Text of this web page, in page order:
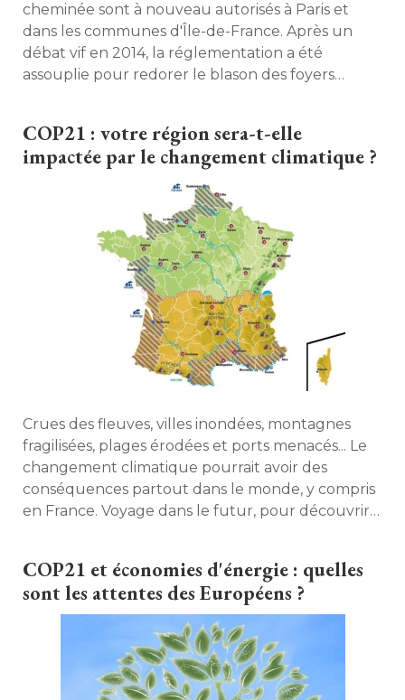
cheminée sont à nouveau autorisés à Paris et
dans les communes d'Île-de-France. Après un
débat vif en 2014, la réglementation a été
assouplie pour redorer le blason des foyers
COP21 : votre région sera-t-elle
impactée par le changement climatique ?
Crues des fleuves, villes inondées, montagnes
fragilisées, plages érodées et ports menacés... Le
changement climatique pourrait avoir des
conséquences partout dans le monde, y compris
en France. Voyage dans le futur, pour découvrir
COP21 et économies d'énergie : quelles
sont les attentes des Européens ?